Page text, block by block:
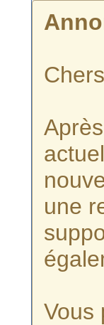
une
Vous